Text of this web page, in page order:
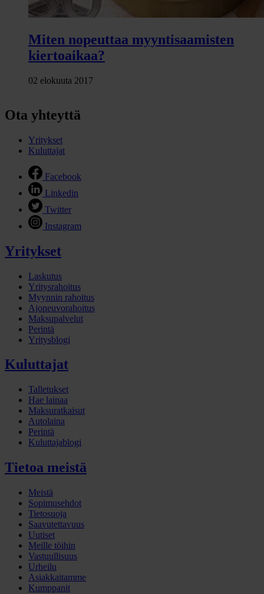
Miten nopeuttaa myyntisaamisten
kiertoaikaa?
02 elokuuta 2017
Ota yhteyttä
Yritykset
Kuluttajat
Facebook
Linkedin
Twitter
Instagram
Yritykset
Laskutus
Yritysrahoitus
Myynnin rahoitus
Ajoneuvorahoitus
Maksupalvelut
Perintä
Yritysblogi
Kuluttajat
Talletukset
Hae lainaa
Maksuratkaisut
Autolaina
Perintä
Kuluttajablogi
Tietoa meistä
Meistä
Sopimusehdot
Tietosuoja
Saavutettavuus
Uutiset
Meille töihin
Vastuullisuus
Urheilu
Asiakkaitamme
Kumppanit